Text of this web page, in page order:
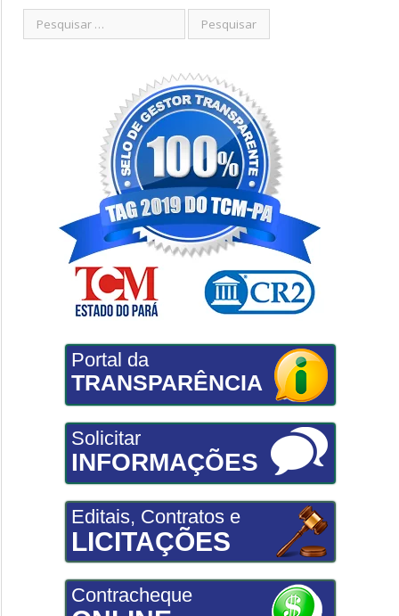
Portal da
TRANSPARÊNCIA
Solicitar
INFORMAÇÕES
Editais, Contratos e
LICITAÇÕES
Contracheque